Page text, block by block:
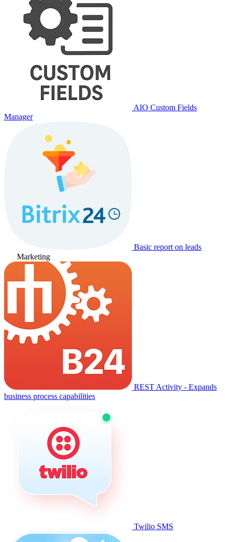
AIO Custom Fields
Manager
Basic report on leads
Marketing
REST Activity - Expands
business process capabilities
Twilio SMS